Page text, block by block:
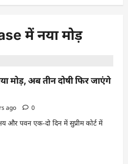
में नया मोड़
मोड़, अब तीन दोषी फिर जाएंगे
ago 0
और पवन एक-दो दिन में सुप्रीम कोर्ट में